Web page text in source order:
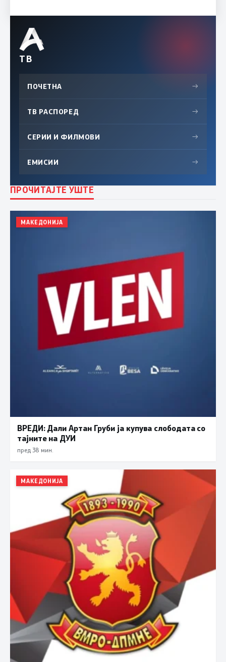
ТВ
ПОЧЕТНА →
ТВ РАСПОРЕД →
СЕРИИ И ФИЛМОВИ →
ЕМИСИИ →
ПРОЧИТАЈТЕ УШТЕ
МАКЕДОНИЈА
ВРЕДИ: Дали Артан Груби ја купува слободата со
тајните на ДУИ
пред 38 мин.
МАКЕДОНИЈА